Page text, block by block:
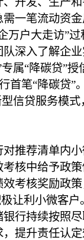
一笔流动资
万户大走访”过
深入了解企
属“降碳贷”授
首笔“降碳贷”
信贷服务模式
推荐清单内小
核中给予政
考核奖励政
让利小微客户
行持续按照尽
提升责任认